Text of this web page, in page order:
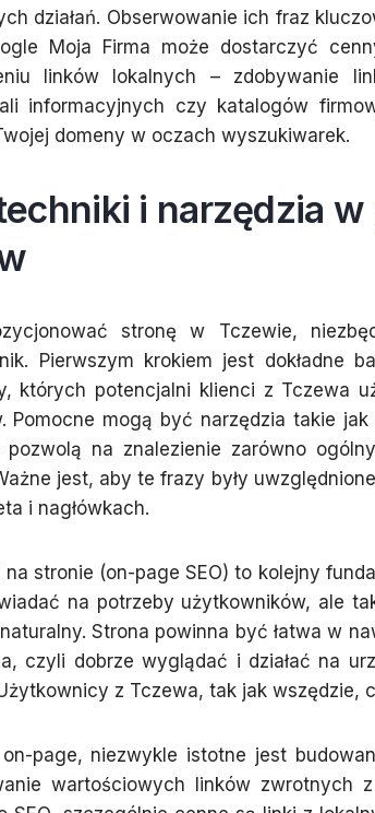
działań. Obserwowanie ich fraz
Moja Firma może dostarczyć
linków lokalnych – zdobywanie
informacyjnych czy katalogów
domeny w oczach wyszukiwarek.
i narzędzia
stronę w Tczewie,
Pierwszym krokiem jest dokładne
których potencjalni klienci z Tczewa
Pomocne mogą być narzędzia takie
pozwolą na znalezienie zarówno
jest, aby te frazy były
i nagłówkach.
stronie (on-page SEO) to kolejny
na potrzeby użytkowników, ale
Strona powinna być łatwa w
czyli dobrze wyglądać i działać na
z Tczewa, tak jak wszędzie,
page, niezwykle istotne jest
wartościowych linków zwrotnych